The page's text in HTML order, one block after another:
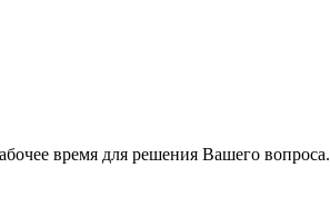
время для решения Вашего вопроса.